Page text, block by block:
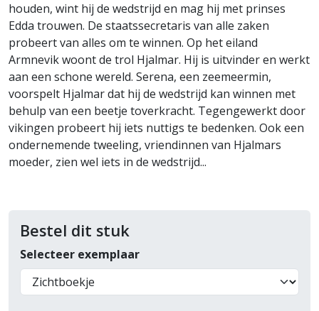
houden, wint hij de wedstrijd en mag hij met prinses
Edda trouwen. De staatssecretaris van alle zaken
probeert van alles om te winnen. Op het eiland
Armnevik woont de trol Hjalmar. Hij is uitvinder en werkt
aan een schone wereld. Serena, een zeemeermin,
voorspelt Hjalmar dat hij de wedstrijd kan winnen met
behulp van een beetje toverkracht. Tegengewerkt door
vikingen probeert hij iets nuttigs te bedenken. Ook een
ondernemende tweeling, vriendinnen van Hjalmars
moeder, zien wel iets in de wedstrijd...
Bestel dit stuk
Selecteer exemplaar